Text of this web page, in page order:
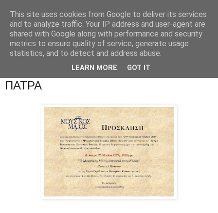
ΠΑΤΡΑ
This site uses cookies from Google to deliver its services
and to analyze traffic. Your IP address and user-agent are
shared with Google along with performance and security
metrics to ensure quality of service, generate usage
statistics, and to detect and address abuse.
LEARN MORE GOT IT